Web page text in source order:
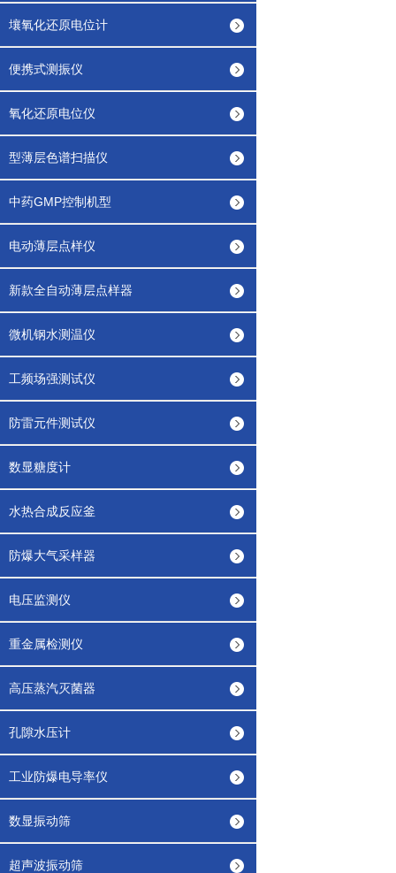
壤氧化还原电位计
便携式测振仪
氧化还原电位仪
型薄层色谱扫描仪
中药GMP控制机型
电动薄层点样仪
新款全自动薄层点样器
微机钢水测温仪
工频场强测试仪
防雷元件测试仪
数显糖度计
水热合成反应釜
防爆大气采样器
电压监测仪
重金属检测仪
高压蒸汽灭菌器
孔隙水压计
工业防爆电导率仪
数显振动筛
超声波振动筛